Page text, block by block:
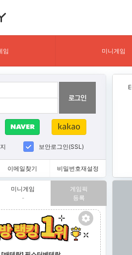
임 미니게임
보안로그인(SSL)
이메일찾기 비밀번호재설정
미니게임
-
게임픽
등록